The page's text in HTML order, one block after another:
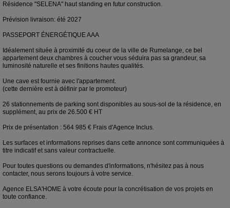
Résidence "SELENA" haut standing en futur construction.
Prévision livraison: été 2027
PASSEPORT ÉNERGÉTIQUE AAA
Idéalement située à proximité du coeur de la ville de Rumelange, ce bel
appartement deux chambres à coucher vous séduira pas sa grandeur, sa
luminosité naturelle et ses finitions hautes qualités.
Une cave est fournie avec l'appartement.
(cette dernière est à définir par le promoteur)
26 stationnements de parking sont disponibles au sous-sol de la résidence, en
supplément, au prix de 26.500 € HT
Prix de présentation : 564 985 € Frais d'Agence Inclus.
Les surfaces et informations reprises dans cette annonce sont communiquées à
titre indicatif et sans valeur contractuelle.
Pour toutes questions ou demandes d'informations, n'hésitez pas à nous
contacter, nous serons toujours à votre service.
Agence ELSA'HOME à votre écoute pour la concrétisation de vos projets en
toute confiance.